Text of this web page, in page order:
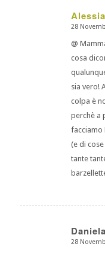
Alessia
dice:
28
@
cosa
sia vero!
colpa è
perchè a
facciamo
(e di
tante
Daniela
dice:
28